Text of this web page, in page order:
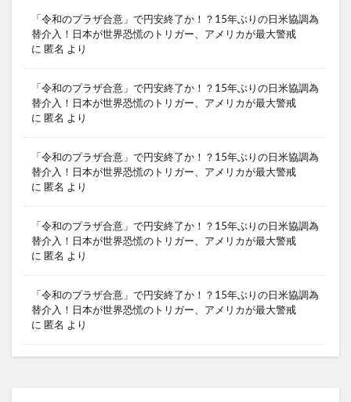
「令和のプラザ合意」で円安終了か！？15年ぶりの日米協調為
替介入！日本が世界恐慌のトリガー、アメリカが最大警戒
に 匿名 より
「令和のプラザ合意」で円安終了か！？15年ぶりの日米協調為
替介入！日本が世界恐慌のトリガー、アメリカが最大警戒
に 匿名 より
「令和のプラザ合意」で円安終了か！？15年ぶりの日米協調為
替介入！日本が世界恐慌のトリガー、アメリカが最大警戒
に 匿名 より
「令和のプラザ合意」で円安終了か！？15年ぶりの日米協調為
替介入！日本が世界恐慌のトリガー、アメリカが最大警戒
に 匿名 より
「令和のプラザ合意」で円安終了か！？15年ぶりの日米協調為
替介入！日本が世界恐慌のトリガー、アメリカが最大警戒
に 匿名 より